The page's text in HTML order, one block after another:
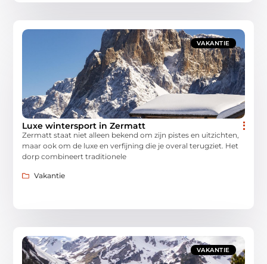
VAKANTIE
Luxe wintersport in Zermatt
Zermatt staat niet alleen bekend om zijn pistes en uitzichten,
maar ook om de luxe en verfijning die je overal terugziet. Het
dorp combineert traditionele
Vakantie
VAKANTIE